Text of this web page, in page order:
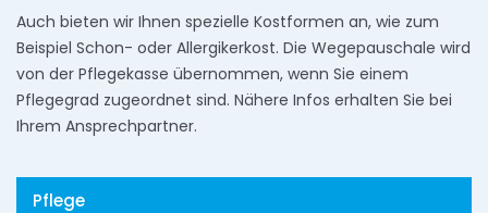
Auch bieten wir Ihnen spezielle Kostformen an, wie zum
Beispiel Schon- oder Allergikerkost. Die Wegepauschale wird
von der Pflegekasse übernommen, wenn Sie einem
Pflegegrad zugeordnet sind. Nähere Infos erhalten Sie bei
Ihrem Ansprechpartner.
Pflege